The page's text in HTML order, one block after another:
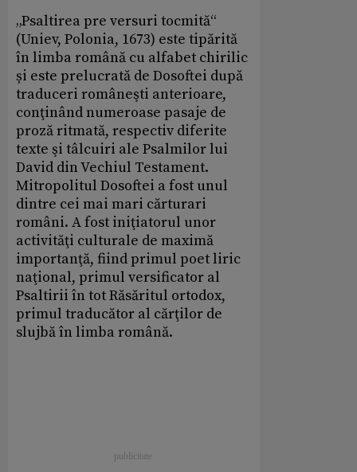
„Psaltirea pre versuri tocmită“
(Uniev, Polonia, 1673) este tipărită
în limba română cu alfabet chirilic
și este prelucrată de Dosoftei după
traduceri româneşti anterioare,
conţinând numeroase pasaje de
proză ritmată, respectiv diferite
texte şi tâlcuiri ale Psalmilor lui
David din Vechiul Testament.
Mitropolitul Dosoftei a fost unul
dintre cei mai mari cărturari
români. A fost iniţiatorul unor
activităţi culturale de maximă
importanţă, fiind primul poet liric
naţional, primul versificator al
Psaltirii în tot Răsăritul ortodox,
primul traducător al cărţilor de
slujbă în limba română.